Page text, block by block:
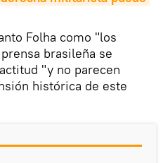
Folha como "los
brasileña se
"y no parecen
histórica de este